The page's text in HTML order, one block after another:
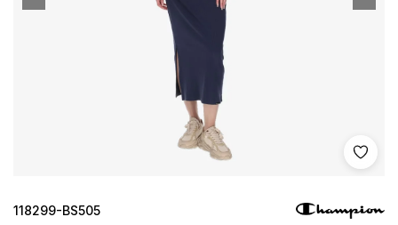
Shto
118299-BS505